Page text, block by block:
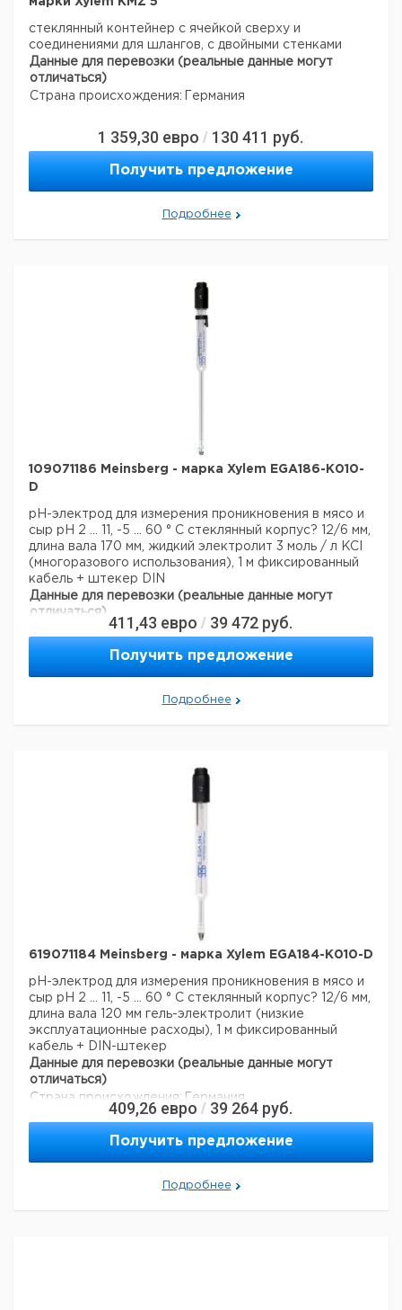
стеклянный контейнер с ячейкой сверху и
соединениями для шлангов, с двойными стенками
Данные для перевозки (реальные данные могут
отличаться)
Страна происхождения:
Германия
1 359,30 евро / 130 411 руб.
Получить предложение
Подробнее
109071186 Meinsberg - марка Xylem EGA186-K010-
D
pH-электрод для измерения проникновения в мясо и
сыр рН 2 ... 11, -5 ... 60 ° С стеклянный корпус? 12/6 мм,
длина вала 170 мм, жидкий электролит 3 моль / л KCI
(многоразового использования), 1 м фиксированный
кабель + штекер DIN
Данные для перевозки (реальные данные могут
отличаться)
Страна происхождения:Германия
411,43 евро / 39 472 руб.
Получить предложение
Подробнее
619071184 Meinsberg - марка Xylem EGA184-K010-D
pH-электрод для измерения проникновения в мясо и
сыр рН 2 ... 11, -5 ... 60 ° С стеклянный корпус? 12/6 мм,
длина вала 120 мм гель-электролит (низкие
эксплуатационные расходы), 1 м фиксированный
кабель + DIN-штекер
Данные для перевозки (реальные данные могут
отличаться)
Страна происхождения: Германия
409,26 евро / 39 264 руб.
Получить предложение
Подробнее